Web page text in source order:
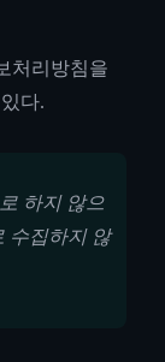
처리방침을
다.
하지 않으
수집하지 않